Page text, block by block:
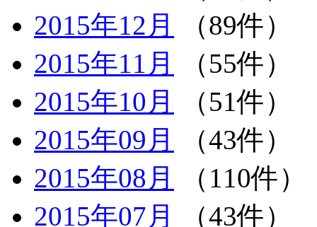
2015年12月
（89件）
2015年11月
（55件）
2015年10月
（51件）
2015年09月
（43件）
2015年08月
（110件）
2015年07月
（43件）